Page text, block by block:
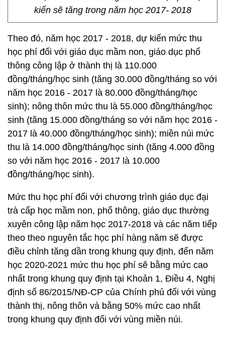
kiến sẽ tăng trong năm học 2017- 2018
Theo đó, năm học 2017 - 2018, dự kiến mức thu
học phí đối với giáo dục mầm non, giáo dục phổ
thông công lập ở thành thị là 110.000
đồng/tháng/học sinh (tăng 30.000 đồng/tháng so với
năm học 2016 - 2017 là 80.000 đồng/tháng/học
sinh); nông thôn mức thu là 55.000 đồng/tháng/học
sinh (tăng 15.000 đồng/tháng so với năm học 2016 -
2017 là 40.000 đồng/tháng/học sinh); miền núi mức
thu là 14.000 đồng/tháng/học sinh (tăng 4.000 đồng
so với năm học 2016 - 2017 là 10.000
đồng/tháng/học sinh).
Mức thu học phí đối với chương trình giáo dục đại
trà cấp học mầm non, phổ thông, giáo dục thường
xuyên công lập năm học 2017-2018 và các năm tiếp
theo theo nguyên tắc học phí hàng năm sẽ được
điều chỉnh tăng dần trong khung quy định, đến năm
học 2020-2021 mức thu học phí sẽ bằng mức cao
nhất trong khung quy định tại Khoản 1, Điều 4, Nghị
định số 86/2015/NĐ-CP của Chính phủ đối với vùng
thành thị, nông thôn và bằng 50% mức cao nhất
trong khung quy định đối với vùng miền núi.